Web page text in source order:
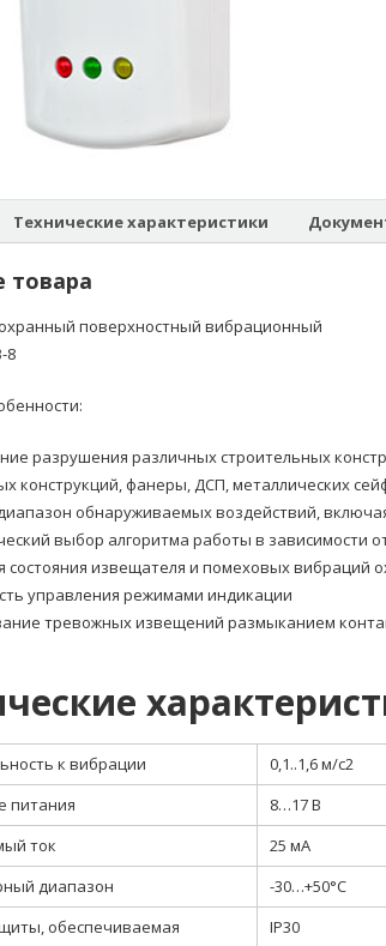
Технические характеристики
товара
поверхностный вибрационный
8
разрушения различных строительных
конструкций, фанеры, ДСП, металлических
обнаруживаемых воздействий,
выбор алгоритма работы в зависимости
состояния извещателя и помеховых вибраций
управления режимами индикации
тревожных извещений размыканием
к вибрации
0,1..1,6 м/с2
питания
8…17 В
ток
25 мА
диапазон
-30…+50°С
обеспечиваемая
IP30